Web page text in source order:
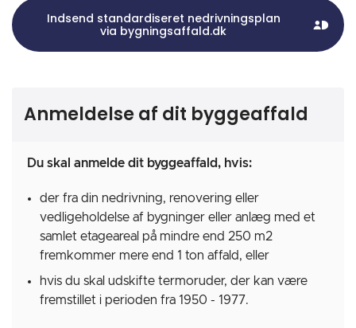
Indsend standardiseret nedrivningsplan
via bygningsaffald.dk
MitId
Ikon
Anmeldelse af dit byggeaffald
Du skal anmelde dit byggeaffald, hvis:
der fra din nedrivning, renovering eller
vedligeholdelse af bygninger eller anlæg med et
samlet etageareal på mindre end 250 m2
fremkommer mere end 1 ton affald, eller
hvis du skal udskifte termoruder, der kan være
fremstillet i perioden fra 1950 - 1977.